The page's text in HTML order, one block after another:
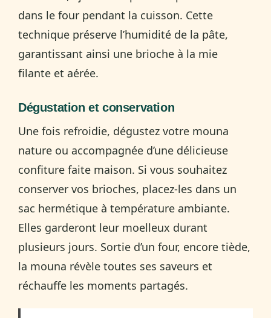
dans le four pendant la cuisson. Cette
technique préserve l’humidité de la pâte,
garantissant ainsi une brioche à la mie
filante et aérée.
Dégustation et conservation
Une fois refroidie, dégustez votre mouna
nature ou accompagnée d’une délicieuse
confiture faite maison. Si vous souhaitez
conserver vos brioches, placez-les dans un
sac hermétique à température ambiante.
Elles garderont leur moelleux durant
plusieurs jours. Sortie d’un four, encore tiède,
la mouna révèle toutes ses saveurs et
réchauffe les moments partagés.